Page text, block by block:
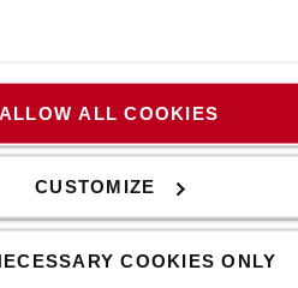
ALLOW ALL COOKIES
CUSTOMIZE
COOKIES ONLY